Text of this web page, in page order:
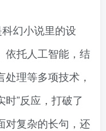
幻小说里的设
依托人工智能，结
理等多项技术，
时”反应，打破了
对复杂的长句，还